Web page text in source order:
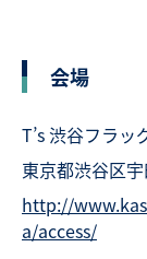
会場
T’s 渋谷フラ
東京都渋谷区
http://
a/access/